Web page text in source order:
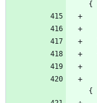
{
{